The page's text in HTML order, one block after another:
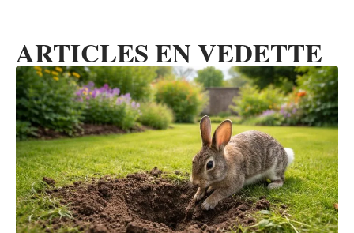
ARTICLES EN VEDETTE